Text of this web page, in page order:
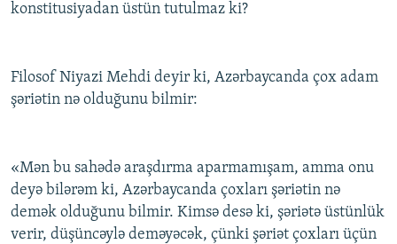
konstitusiyadan üstün tutulmaz ki?
Filosof Niyazi Mehdi deyir ki, Azərbaycanda çox adam
şəriətin nə olduğunu bilmir:
«Mən bu sahədə araşdırma aparmamışam, amma onu
deyə bilərəm ki, Azərbaycanda çoxları şəriətin nə
demək olduğunu bilmir. Kimsə desə ki, şəriətə üstünlük
verir, düşüncəylə deməyəcək, çünki şəriət çoxları üçün